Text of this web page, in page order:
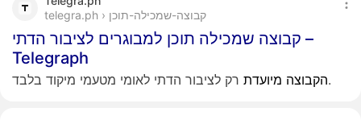
telegra.ph › קבוצה-שמכילה-תוכן
קבוצה שמכילה תוכן למבוגרים לציבור הדתי –
Telegraph
הקבוצה מיועדת רק לציבור הדתי לאומי מטעמי מיקוד בלבד.